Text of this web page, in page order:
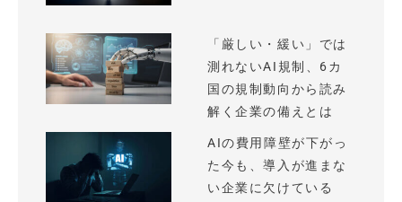
「厳しい・緩い」では
測れないAI規制、6カ
国の規制動向から読み
解く企業の備えとは
AIの費用障壁が下がっ
た今も、導入が進まな
い企業に欠けている